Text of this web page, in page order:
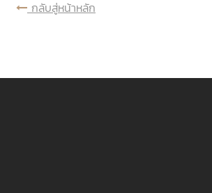
กลับสู่หน้าหลัก